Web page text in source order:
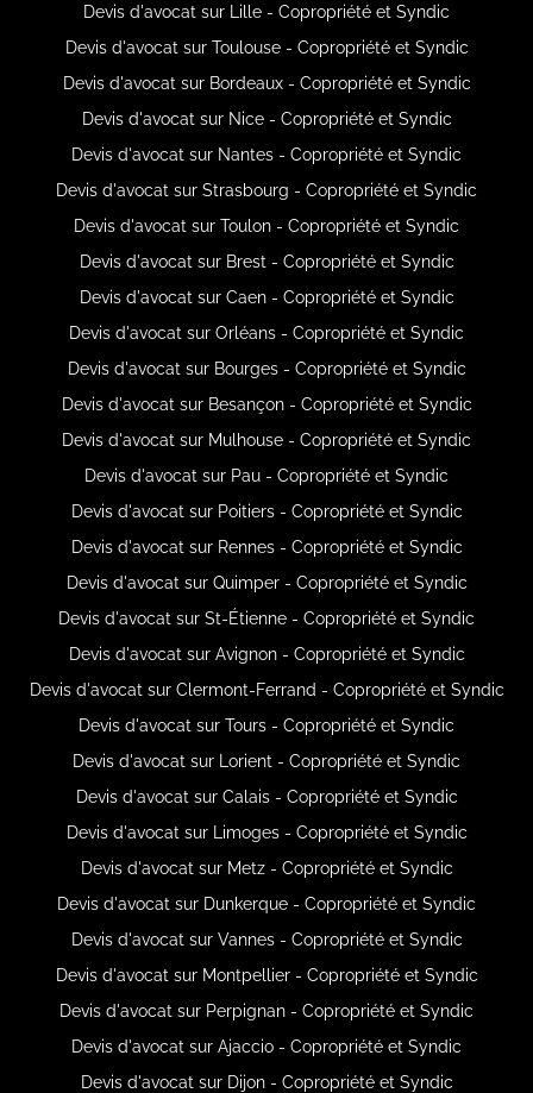
Devis d'avocat sur Lille - Copropriété et Syndic
Devis d'avocat sur Toulouse - Copropriété et Syndic
Devis d'avocat sur Bordeaux - Copropriété et Syndic
Devis d'avocat sur Nice - Copropriété et Syndic
Devis d'avocat sur Nantes - Copropriété et Syndic
Devis d'avocat sur Strasbourg - Copropriété et Syndic
Devis d'avocat sur Toulon - Copropriété et Syndic
Devis d'avocat sur Brest - Copropriété et Syndic
Devis d'avocat sur Caen - Copropriété et Syndic
Devis d'avocat sur Orléans - Copropriété et Syndic
Devis d'avocat sur Bourges - Copropriété et Syndic
Devis d'avocat sur Besançon - Copropriété et Syndic
Devis d'avocat sur Mulhouse - Copropriété et Syndic
Devis d'avocat sur Pau - Copropriété et Syndic
Devis d'avocat sur Poitiers - Copropriété et Syndic
Devis d'avocat sur Rennes - Copropriété et Syndic
Devis d'avocat sur Quimper - Copropriété et Syndic
Devis d'avocat sur St-Étienne - Copropriété et Syndic
Devis d'avocat sur Avignon - Copropriété et Syndic
Devis d'avocat sur Clermont-Ferrand - Copropriété et Syndic
Devis d'avocat sur Tours - Copropriété et Syndic
Devis d'avocat sur Lorient - Copropriété et Syndic
Devis d'avocat sur Calais - Copropriété et Syndic
Devis d'avocat sur Limoges - Copropriété et Syndic
Devis d'avocat sur Metz - Copropriété et Syndic
Devis d'avocat sur Dunkerque - Copropriété et Syndic
Devis d'avocat sur Vannes - Copropriété et Syndic
Devis d'avocat sur Montpellier - Copropriété et Syndic
Devis d'avocat sur Perpignan - Copropriété et Syndic
Devis d'avocat sur Ajaccio - Copropriété et Syndic
Devis d'avocat sur Dijon - Copropriété et Syndic